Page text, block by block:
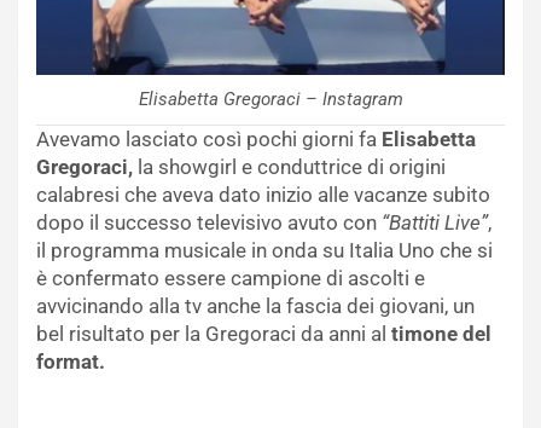
Elisabetta Gregoraci – Instagram
Avevamo lasciato così pochi giorni fa Elisabetta
Gregoraci, la showgirl e conduttrice di origini
calabresi che aveva dato inizio alle vacanze subito
dopo il successo televisivo avuto con “Battiti Live”,
il programma musicale in onda su Italia Uno che si
è confermato essere campione di ascolti e
avvicinando alla tv anche la fascia dei giovani, un
bel risultato per la Gregoraci da anni al timone del
format.